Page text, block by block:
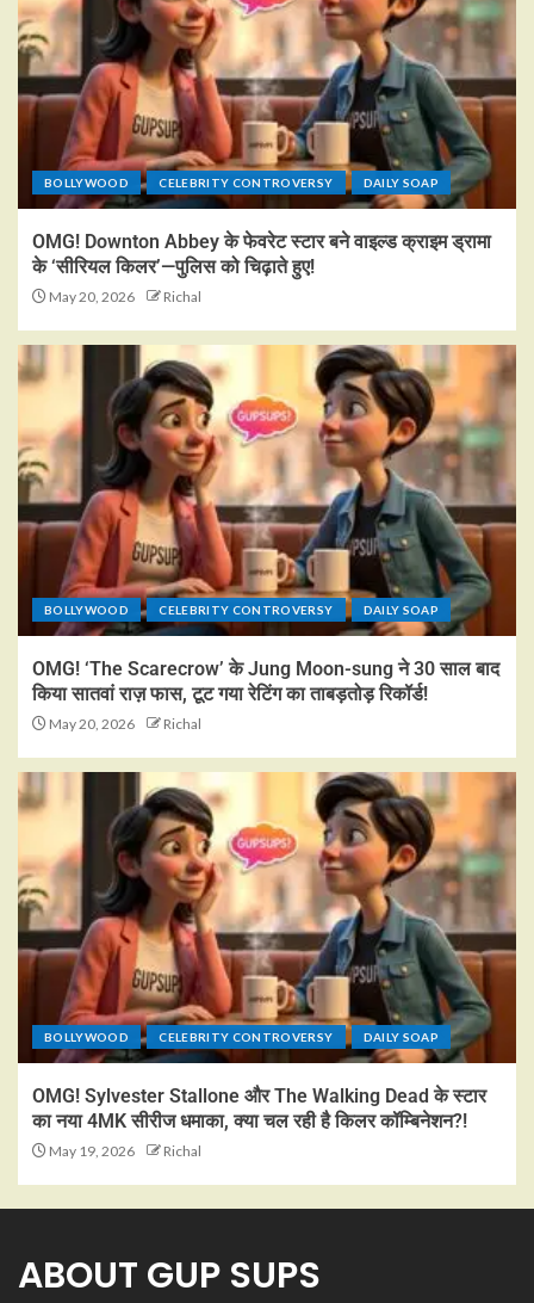
BOLLYWOOD CELEBRITY CONTROVERSY DAILY SOAP
OMG! Downton Abbey के फेवरेट स्टार बने वाइल्ड क्राइम ड्रामा
के ‘सीरियल किलर’—पुलिस को चिढ़ाते हुए!
May 20, 2026 Richal
BOLLYWOOD CELEBRITY CONTROVERSY DAILY SOAP
OMG! ‘The Scarecrow’ के Jung Moon-sung ने 30 साल बाद
किया सातवां राज़ फास, टूट गया रेटिंग का ताबड़तोड़ रिकॉर्ड!
May 20, 2026 Richal
BOLLYWOOD CELEBRITY CONTROVERSY DAILY SOAP
OMG! Sylvester Stallone और The Walking Dead के स्टार
का नया 4MK सीरीज धमाका, क्या चल रही है किलर कॉम्बिनेशन?!
May 19, 2026 Richal
ABOUT GUP SUPS